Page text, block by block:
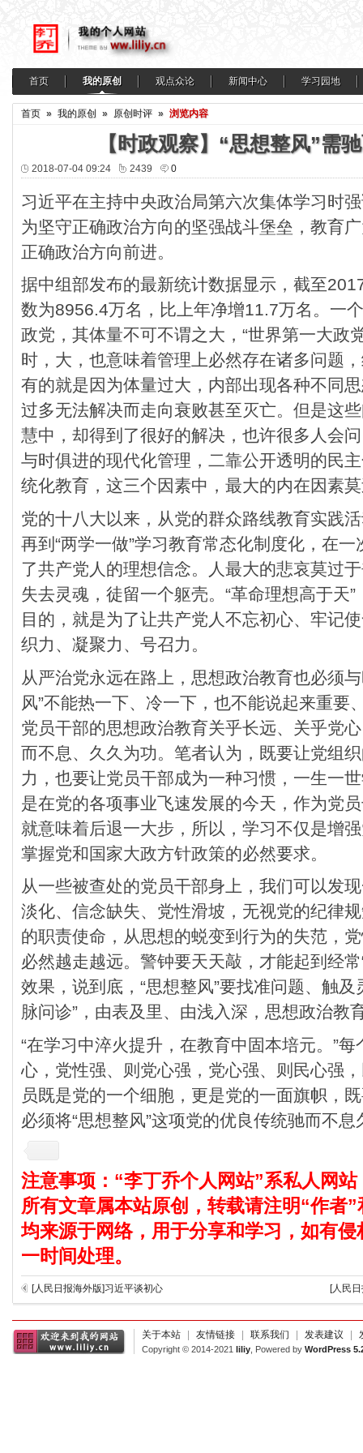
首页 我的原创 观点众论 新闻中心 学习园地
首页 » 我的原创 » 原创时评 » 浏览内容
【时政观察】“思想整风”需
2018-07-04 09:24 2439 0
习近平在主持中央政治局第六次集体学习时
为坚守正确政治方向的坚强战斗堡垒，教育
正确政治方向前进。
据中组部发布的最新统计数据显示，截至
数为8956.4万名，比上年净增11.7万名。一
政党，其体量不可不谓之大，“世界第一大政
时，大，也意味着管理上必然存在诸多问题
有的就是因为体量过大，内部出现各种不同
过多无法解决而走向衰败甚至灭亡。但是这
慧中，却得到了很好的解决，也许很多人会
与时俱进的现代化管理，二靠公开透明的民
统化教育，这三个因素中，最大的内在因素
党的十八大以来，从党的群众路线教育实践
再到“两学一做”学习教育常态化制度化，在
了共产党人的理想信念。人最大的悲哀莫过
失去灵魂，徒留一个躯壳。“革命理想高于天
目的，就是为了让共产党人不忘初心、牢记
织力、凝聚力、号召力。
从严治党永远在路上，思想政治教育也必须
风”不能热一下、冷一下，也不能说起来重要
党员干部的思想政治教育关乎长远、关乎党
而不息、久久为功。笔者认为，既要让党组
力，也要让党员干部成为一种习惯，一生一
是在党的各项事业飞速发展的今天，作为党
就意味着后退一大步，所以，学习不仅是增
掌握党和国家大政方针政策的必然要求。
从一些被查处的党员干部身上，我们可以发
淡化、信念缺失、党性滑坡，无视党的纪律
的职责使命，从思想的蜕变到行为的失范，
必然越走越远。警钟要天天敲，才能起到经常
效果，说到底，“思想整风”要找准问题、触
脉问诊”，由表及里、由浅入深，思想政治教
“在学习中淬火提升，在教育中固本培元。”
心，党性强、则党心强，党心强、则民心强
员既是党的一个细胞，更是党的一面旗帜，
必须将“思想整风”这项党的优良传统驰而不
注意事项：“李丁乔个人网站”系私人网
所有文章属本站原创，转载请注明“作者
均来源于网络，用于分享和学习，如有
一时间处理。
[人民日报海外版]习近平谈初心 [人民
关于本站 | 友情链接 | 联系我们 | 发表建议 |
Copyright © 2014-2021 liliy , Powered by WordPress